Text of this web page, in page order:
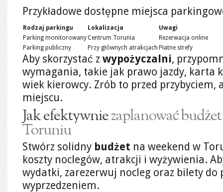
Przykładowe dostępne miejsca
Rodzaj parkingu Lokalizacja
Uwagi
Parking monitorowanyCentrum Torunia
Rezerwacja online
Parking publiczny
Przy głównych atrakcjach Płatne strefy
Aby skorzystać z wypożyczalni,
wymagania, takie jak prawo jazdy, karta
wiek kierowcy. Zrób to przed przybyciem,
miejscu.
Jak efektywniezaplanować
Toruniu
Stwórz solidny budżet na weekend w
koszty noclegów, atrakcji i wyżywienia.
wydatki, zarezerwuj nocleg oraz bilety do
wyprzedzeniem.